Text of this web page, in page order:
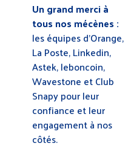
Un grand merci à
tous nos mécènes :
les équipes d’Orange,
La Poste, Linkedin,
Astek, leboncoin,
Wavestone et Club
Snapy pour leur
confiance et leur
engagement à nos
côtés.